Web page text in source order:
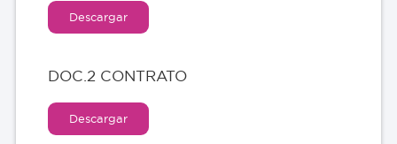
Descargar
DOC.2 CONTRATO
Descargar